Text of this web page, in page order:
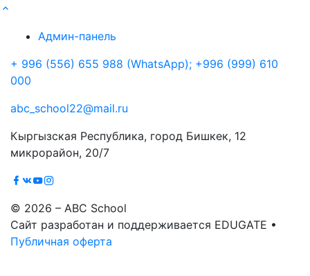
Админ-панель
+ 996 (556) 655 988 (WhatsApp); +996 (999) 610
000
abc_school22@mail.ru
Кыргызская Республика, город Бишкек, 12
микрорайон, 20/7
© 2026 – ABC School
Сайт разработан и поддерживается EDUGATE •
Публичная оферта